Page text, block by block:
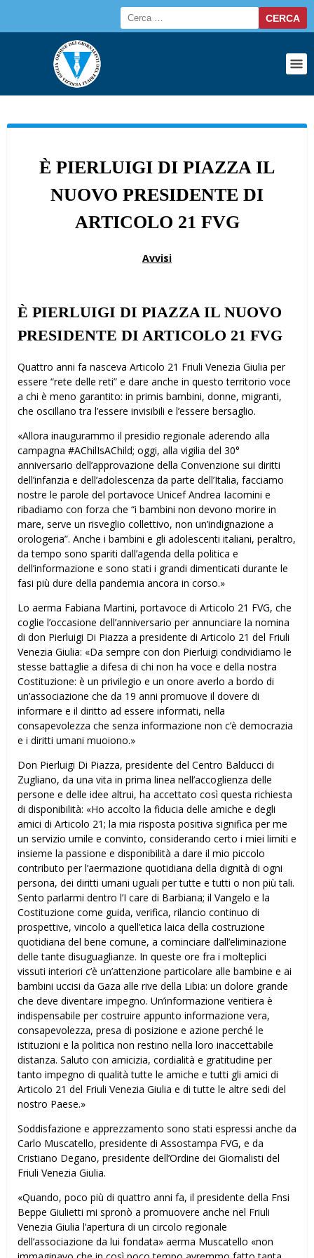
È PIERLUIGI DI PIAZZA IL
NUOVO PRESIDENTE DI
ARTICOLO 21 FVG
Avvisi
È PIERLUIGI DI PIAZZA IL NUOVO
PRESIDENTE DI ARTICOLO 21 FVG
Quattro anni fa nasceva Articolo 21 Friuli Venezia Giulia per
essere “rete delle reti” e dare anche in questo territorio voce
a chi è meno garantito: in primis bambini, donne, migranti,
che oscillano tra l’essere invisibili e l’essere bersaglio.
«Allora inaugurammo il presidio regionale aderendo alla
campagna #AChilIsAChild; oggi, alla vigilia del 30°
anniversario dell’approvazione della Convenzione sui diritti
dell’infanzia e dell’adolescenza da parte dell’Italia, facciamo
nostre le parole del portavoce Unicef Andrea Iacomini e
ribadiamo con forza che “i bambini non devono morire in
mare, serve un risveglio collettivo, non un’indignazione a
orologeria”. Anche i bambini e gli adolescenti italiani, peraltro,
da tempo sono spariti dall’agenda della politica e
dell’informazione e sono stati i grandi dimenticati durante le
fasi più dure della pandemia ancora in corso.»
Lo afferma Fabiana Martini, portavoce di Articolo 21 FVG, che
coglie l’occasione dell’anniversario per annunciare la nomina
di don Pierluigi Di Piazza a presidente di Articolo 21 del Friuli
Venezia Giulia: «Da sempre con don Pierluigi condividiamo le
stesse battaglie a difesa di chi non ha voce e della nostra
Costituzione: è un privilegio e un onore averlo a bordo di
un’associazione che da 19 anni promuove il dovere di
informare e il diritto ad essere informati, nella
consapevolezza che senza informazione non c’è democrazia
e i diritti umani muoiono.»
Don Pierluigi Di Piazza, presidente del Centro Balducci di
Zugliano, da una vita in prima linea nell’accoglienza delle
persone e delle idee altrui, ha accettato così questa richiesta
di disponibilità: «Ho accolto la fiducia delle amiche e degli
amici di Articolo 21; la mia risposta positiva significa per me
un servizio umile e convinto, considerando certo i miei limiti e
insieme la passione e disponibilità a dare il mio piccolo
contributo per l’affermazione quotidiana della dignità di ogni
persona, dei diritti umani uguali per tutte e tutti o non più tali.
Sento parlarmi dentro l’I care di Barbiana; il Vangelo e la
Costituzione come guida, verifica, rilancio continuo di
prospettive, vincolo a quell’etica laica della costruzione
quotidiana del bene comune, a cominciare dall’eliminazione
delle tante disuguaglianze. In queste ore fra i molteplici
vissuti interiori c’è un’attenzione particolare alle bambine e ai
bambini uccisi da Gaza alle rive della Libia: un dolore grande
che deve diventare impegno. Un’informazione veritiera è
indispensabile per costruire appunto informazione vera,
consapevolezza, presa di posizione e azione perché le
istituzioni e la politica non restino nella loro inaccettabile
distanza. Saluto con amicizia, cordialità e gratitudine per
tanto impegno di qualità tutte le amiche e tutti gli amici di
Articolo 21 del Friuli Venezia Giulia e di tutte le altre sedi del
nostro Paese.»
Soddisfazione e apprezzamento sono stati espressi anche da
Carlo Muscatello, presidente di Assostampa FVG, e da
Cristiano Degano, presidente dell’Ordine dei Giornalisti del
Friuli Venezia Giulia.
«Quando, poco più di quattro anni fa, il presidente della Fnsi
Beppe Giulietti mi spronò a promuovere anche nel Friuli
Venezia Giulia l’apertura di un circolo regionale
dell’associazione da lui fondata» afferma Muscatello «non